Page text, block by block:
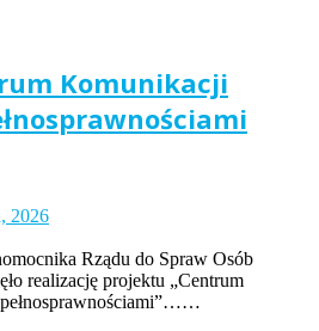
Komunikacji
2026
Rządu do Spraw Osób
realizację projektu „Centrum